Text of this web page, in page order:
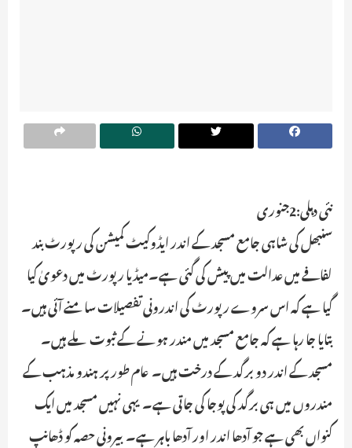
نئی دہلی:2جنوری
سنبھل کی شاہی جامع مسجد کے اندر ایڈوکیٹ کمیشن کی رپورٹ بند
لفافے میں عدالت میں پیش کی گئی ہے۔میڈیا رپورٹ میں دعویٰ کیا
گیا ہے کہ اس سروے رپورٹ کی اندرونی تفصیلات سامنے آئی ہیں۔
بتایا جا رہا ہے کہ جامع مسجد میں مندر ہونے کے ثبوت ملے ہیں۔
مسجد کے اندر دو برگد کے درخت ہیں۔ عام طور پر ہندو مذہب کے
مندروں میں ہی برگد کی پوجا کی جاتی ہے۔ یہی نہیں مسجد میں ایک
کنواں بھی ہے جو آدھا اندر اور آدھا باہر ہے۔ بیرونی حصہ کو ڈھانپ